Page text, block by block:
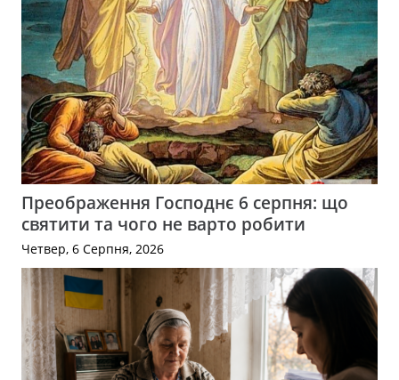
Преображення Господнє 6 серпня: що
святити та чого не варто робити
Четвер, 6 Серпня, 2026